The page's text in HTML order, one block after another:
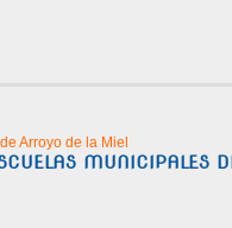
Arroyo de la Miel
MUNICIPALES